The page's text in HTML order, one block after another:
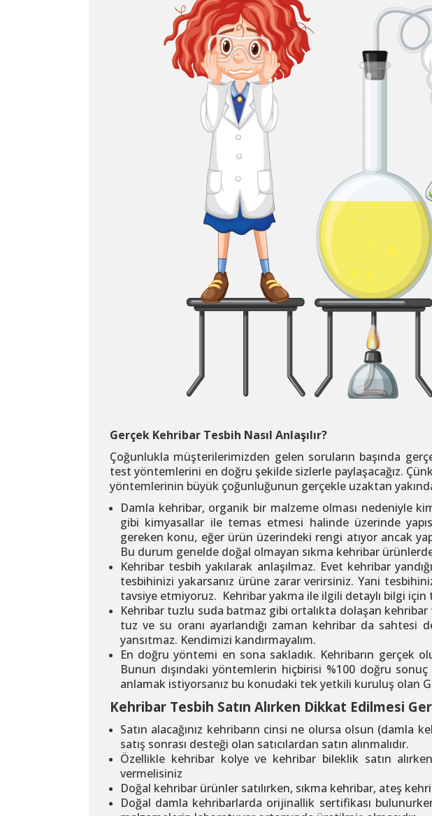
Gerçek Kehribar Tesbih Nasıl Anlaşılır?
Çoğunlukla müşterilerimizden gelen soruların başında
test yöntemlerini en doğru şekilde sizlerle paylaşacağız.
yöntemlerinin büyük çoğunluğunun gerçekle uzaktan
Damla kehribar, organik bir malzeme olması nedeniyle
gibi kimyasallar ile temas etmesi halinde üzerinde
gereken konu, eğer ürün üzerindeki rengi atıyor ancak
Bu durum genelde doğal olmayan sıkma kehribar
Kehribar tesbih yakılarak anlaşılmaz. Evet kehribar
tesbihinizi yakarsanız ürüne zarar verirsiniz. Yani
tavsiye etmiyoruz. Kehribar yakma ile ilgili detaylı bilgi için
Kehribar tuzlu suda batmaz gibi ortalıkta dolaşan
tuz ve su oranı ayarlandığı zaman kehribar da
yansıtmaz. Kendimizi kandırmayalım.
En doğru yöntemi en sona sakladık. Kehribarın gerçek
Bunun dışındaki yöntemlerin hiçbirisi %100 doğru
anlamak istiyorsanız bu konudaki tek yetkili kuruluş olan
Kehribar Tesbih Satın Alırken Dikkat Edilmesi
Satın alacağınız kehribarın cinsi ne olursa olsun (damla
satış sonrası desteği olan satıcılardan satın alınmalıdır.
Özellikle kehribar kolye ve kehribar bileklik satın
vermelisiniz
Doğal kehribar ürünler satılırken, sıkma kehribar, ateş
Doğal damla kehribarlarda orijinallik sertifikası